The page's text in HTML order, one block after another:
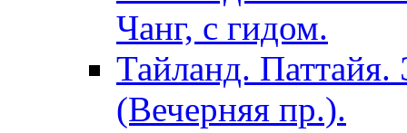
Чанг, с гидом.
Тайланд. Паттайя.
(Вечерняя пр.).